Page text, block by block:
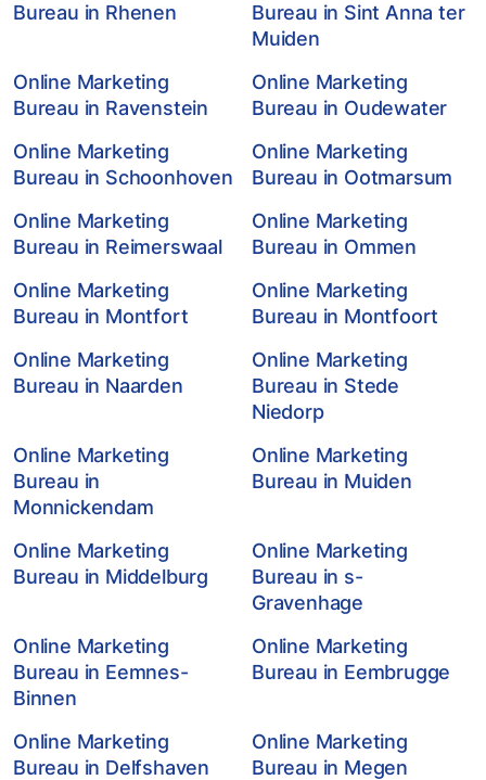
Bureau in Rhenen
Bureau in Sint Anna ter
Muiden
Online Marketing
Bureau in Ravenstein
Online Marketing
Bureau in Oudewater
Online Marketing
Bureau in Schoonhoven
Online Marketing
Bureau in Ootmarsum
Online Marketing
Bureau in Reimerswaal
Online Marketing
Bureau in Ommen
Online Marketing
Bureau in Montfort
Online Marketing
Bureau in Montfoort
Online Marketing
Bureau in Naarden
Online Marketing
Bureau in Stede
Niedorp
Online Marketing
Bureau in
Monnickendam
Online Marketing
Bureau in Muiden
Online Marketing
Bureau in Middelburg
Online Marketing
Bureau in s-
Gravenhage
Online Marketing
Bureau in Eemnes-
Binnen
Online Marketing
Bureau in Eembrugge
Online Marketing
Bureau in Delfshaven
Online Marketing
Bureau in Megen